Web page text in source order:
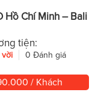
Hồ Chí Minh – Bali
tiện:
vời 0 Đánh giá
/ Khách